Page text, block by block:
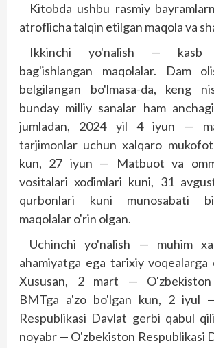
Kitobda ushbu rasmiy
atroflicha talqin etilgan maqola va
Ikkinchi yo'nalish — kasb
bag'ishlangan maqolalar. Dam
belgilangan bo'lmasa-da, keng
bunday milliy sanalar ham
jumladan, 2024 yil 4 iyun —
tarjimonlar uchun xalqaro
kun, 27 iyun — Matbuot va
vositalari xodimlari kuni, 31
qurbonlari kuni munosabati
maqolalar o'rin olgan.
Uchinchi yo'nalish — muhim
ahamiyatga ega tarixiy voqealarga
Xususan, 2 mart — O'zbekiston
BMTga a'zo bo'lgan kun, 2 iyul
Respublikasi Davlat gerbi qabul
noyabr — O'zbekiston Respublikasi